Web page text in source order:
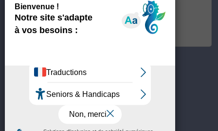
Heures d’ouverture
Du lundi au jeudi : 9h30–17h
Vendredi : 9h30–17h00
Site hébergé par OVH